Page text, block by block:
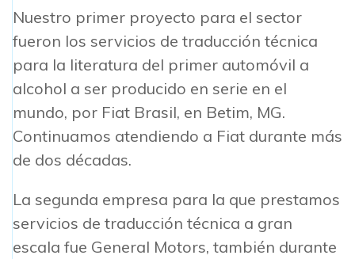
Nuestro primer proyecto para el sector
fueron los servicios de traducción técnica
para la literatura del primer automóvil a
alcohol a ser producido en serie en el
mundo, por Fiat Brasil, en Betim, MG.
Continuamos atendiendo a Fiat durante más
de dos décadas.
La segunda empresa para la que prestamos
servicios de traducción técnica a gran
escala fue General Motors, también durante